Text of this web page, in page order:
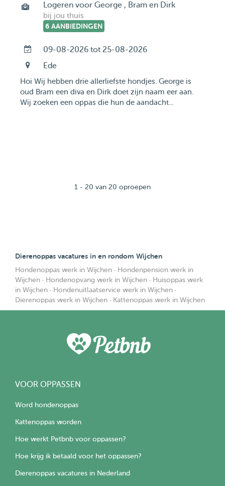
Logeren voor George , Bram en Dirk
bij jou thuis
6 AANBIEDINGEN
09-08-2026 tot 25-08-2026
Ede
Hoi Wij hebben drie allerliefste hondjes. George is
oud Bram een diva en Dirk doet zijn naam eer aan.
Wij zoeken een oppas die hun de aandacht...
1 - 20 van 20 oproepen
Dierenoppas vacatures in en rondom Wijchen
Hondenoppas werk in Wijchen · Hondenpension werk in
Wijchen · Hondenopvang werk in Wijchen · Huisoppas werk
in Wijchen · Hondenuitlaatservice werk in Wijchen ·
Dierenoppas werk in Wijchen · Kattenoppas werk in Wijchen
VOOR OPPASSEN
Word hondenoppas
Kattenoppas worden
Hoe werkt Petbnb voor oppassen?
Hoe krijg ik betaald voor het oppassen?
Dierenoppas vacatures in Nederland